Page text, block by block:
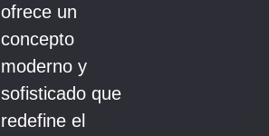
ofrece un
concepto
moderno y
sofisticado que
redefine el